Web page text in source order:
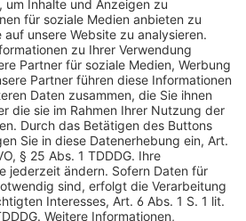
Impressum
Compliance